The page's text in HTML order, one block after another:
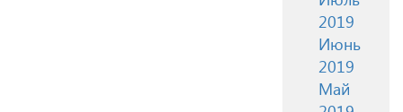
2019
Июнь
2019
Май